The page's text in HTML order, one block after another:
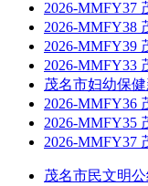
2026-MMFY37
2026-MMFY38
2026-MMFY39
2026-MMFY33
茂名市妇幼保
2026-MMFY36
2026-MMFY35
2026-MMFY37
茂名市民文明